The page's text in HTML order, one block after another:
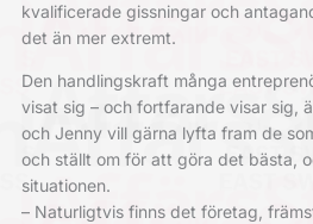
kvalificerade gissningar och
det än mer extremt.
Den handlingskraft många
visat sig – och fortfarande visar sig,
och Jenny vill gärna lyfta fram de
och ställt om för att göra det bästa,
situationen.
– Naturligtvis finns det företag,